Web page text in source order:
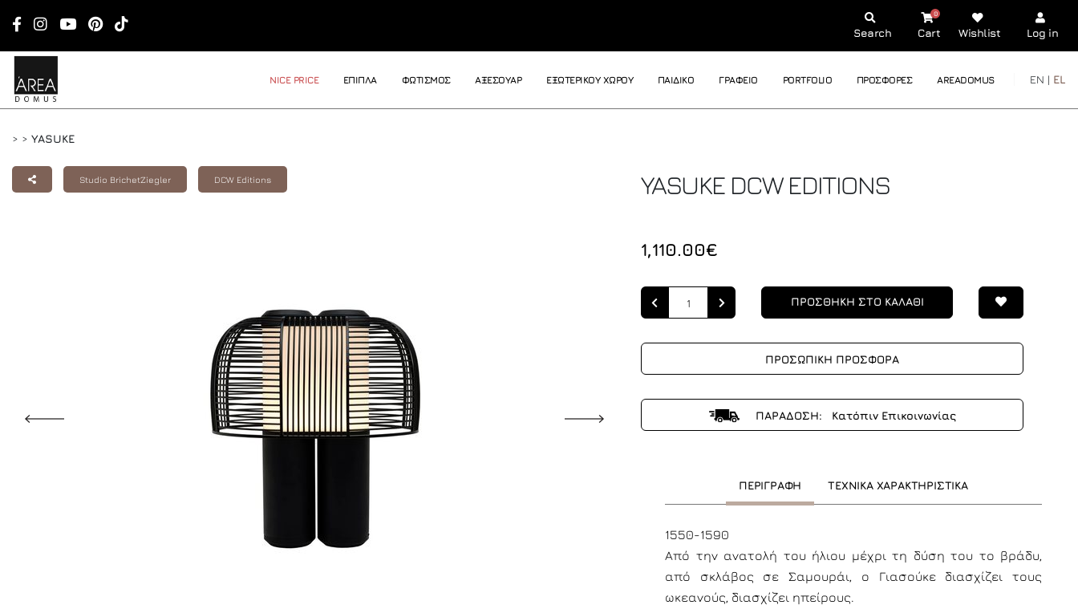
Search Cart
0
Wishlist Log in
NICE PRICE ΕΠΙΠΛΑ ΦΩΤΙΣΜΟΣ ΑΞΕΣΟΥΑΡ ΕΞΩΤΕΡΙΚΟΥ ΧΩΡΟΥ ΠΑΙΔΙΚΟ ΓΡΑΦΕΙΟ PORTFOLIO ΠΡΟΣΦΟΡΕΣ AREADOMUS EN | EL
> > YASUKE
Studio BrichetZiegler DCW Editions YASUKE DCW EDITIONS
1,110.00€
ΠΡΟΣΘΗΚΗ ΣΤΟ ΚΑΛΑΘΙ
ΠΡΟΣΩΠΙΚΗ ΠΡΟΣΦΟΡΑ
ΠΑΡΑΔΟΣΗ: Κατόπιν Επικοινωνίας
ΠΕΡΙΓΡΑΦΗ ΤΕΧΝΙΚΑ ΧΑΡΑΚΤΗΡΙΣΤΙΚΑ
1550-1590
Από την ανατολή του ήλιου μέχρι τη δύση του το βράδυ,
από σκλάβος σε Σαμουράι, ο Γιασούκε διασχίζει τους
ωκεανούς, διασχίζει ηπείρους.